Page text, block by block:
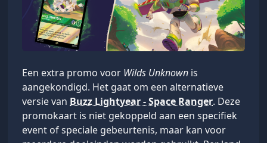
Een extra promo voor Wilds Unknown is
aangekondigd. Het gaat om een alternatieve
versie van Buzz Lightyear - Space Ranger. Deze
promokaart is niet gekoppeld aan een specifiek
event of speciale gebeurtenis, maar kan voor